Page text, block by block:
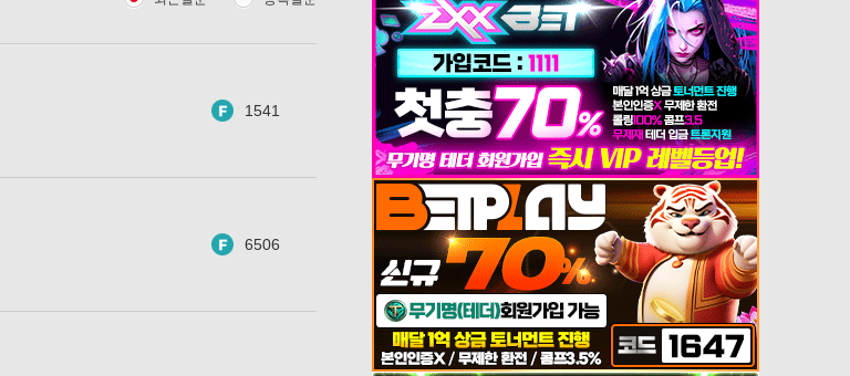
1541
6506